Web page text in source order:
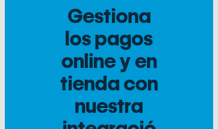
Gestiona
los pagos
online y en
tienda con
nuestra